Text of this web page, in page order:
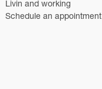
Livin and working
Schedule an appointment